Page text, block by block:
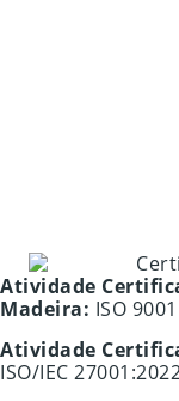
Atividade
Madeira: ISO
Atividade
ISO/IEC